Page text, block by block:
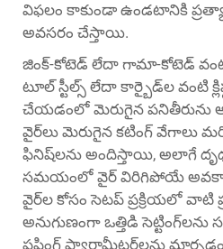
విఫలం కాకుండా ఉండటానికి
అవసరం చేస్తాయి.
జింక్-కోటెడ్ లేదా గామా-కోటెడ్ వంటి
టూల్ స్టీల్స్ లేదా కార్బైడ్‌ల వంటి
చేయడంలో మెరుగైన పనితీరును
వైర్‌లు మెరుగైన కటింగ్ వేగాలు
ఫినిష్‌లను అందిస్తాయి, అలాగే
సమయంలో వైర్ విరిగిపోయే
వైర్‌ల కోసం సెటప్ ప్రక్రియలో వాటి
అనుగుణంగా ఒత్తిడి
ఫ్లషింగ్ ప్యారామీటర్‌లను